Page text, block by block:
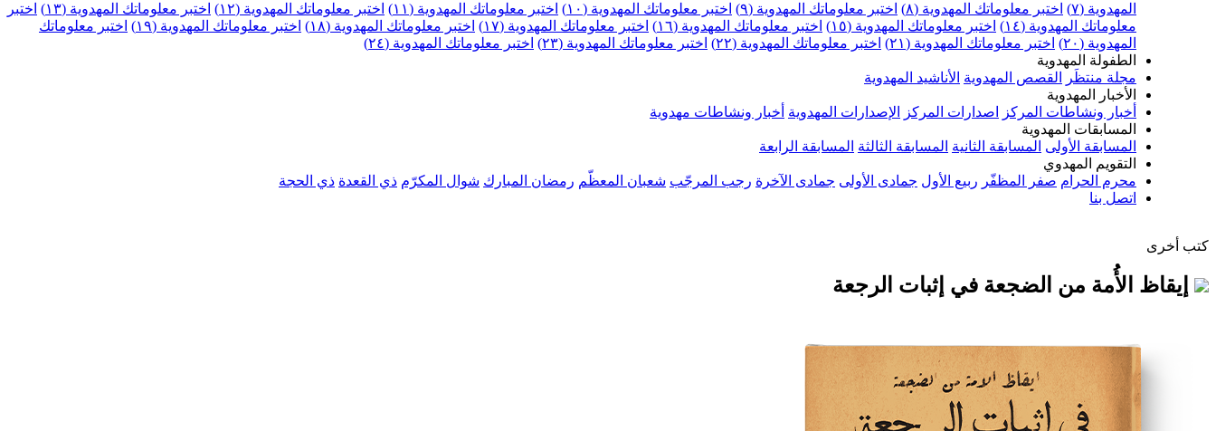
المهدوية (٧)
اختبر معلوماتك المهدوية (٨) اختبر معلوماتك المهدوية (٩) اختبر معلوماتك المهدوية (١٠) اختبر معلوماتك المهدوية (١١) اختبر معلوماتك المهدوية (١٢) اختبر معلوماتك المهدوية (١٣)
اختبر
معلوماتك المهدوية (١٤)
اختبر معلوماتك المهدوية (١٥) اختبر معلوماتك المهدوية (١٦) اختبر معلوماتك المهدوية (١٧) اختبر معلوماتك المهدوية (١٨) اختبر معلوماتك المهدوية (١٩)
اختبر معلوماتك
المهدوية (٢٠)
اختبر معلوماتك المهدوية (٢١) اختبر معلوماتك المهدوية (٢٢) اختبر معلوماتك المهدوية (٢٣)
اختبر معلوماتك المهدوية (٢٤)
الطفولة المهدوية
مجلة منتظَر
القصص المهدوية الأناشيد المهدوية
الأخبار المهدوية
أخبار ونشاطات المركز
اصدارات المركز الإصدارات المهدوية أخبار ونشاطات مهدوية
المسابقات المهدوية
المسابقة الأولى المسابقة الثانية المسابقة الثالثة المسابقة الرابعة
التقويم المهدوي
محرم الحرام صفر المظفّر ربيع الأول جمادى الأولى جمادى الآخرة رجب المرجّب شعبان المعظّم رمضان المبارك شوال المكرّم ذي القعدة ذي الحجة
اتصل بنا
كتب أخرى
إيقاظ الأُمة من الضجعة في إثبات الرجعة